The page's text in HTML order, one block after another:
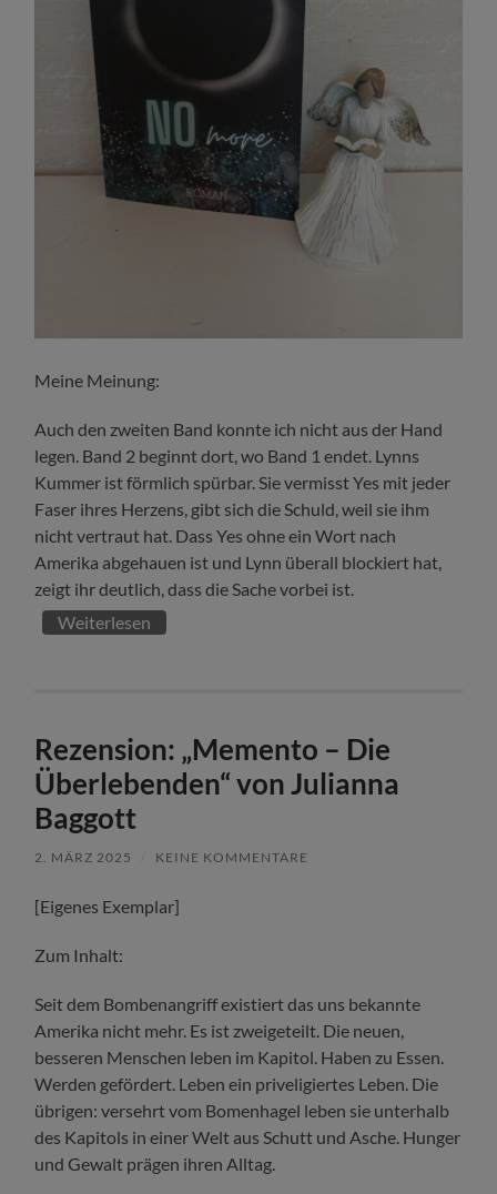
Meine Meinung:
Auch den zweiten Band konnte ich nicht aus der Hand
legen. Band 2 beginnt dort, wo Band 1 endet. Lynns
Kummer ist förmlich spürbar. Sie vermisst Yes mit jeder
Faser ihres Herzens, gibt sich die Schuld, weil sie ihm
nicht vertraut hat. Dass Yes ohne ein Wort nach
Amerika abgehauen ist und Lynn überall blockiert hat,
zeigt ihr deutlich, dass die Sache vorbei ist.
Weiterlesen
Rezension: „Memento – Die
Überlebenden“ von Julianna
Baggott
2. MÄRZ 2025 KEINE KOMMENTARE
[Eigenes Exemplar]
Zum Inhalt:
Seit dem Bombenangriff existiert das uns bekannte
Amerika nicht mehr. Es ist zweigeteilt. Die neuen,
besseren Menschen leben im Kapitol. Haben zu Essen.
Werden gefördert. Leben ein priveligiertes Leben. Die
übrigen: versehrt vom Bomenhagel leben sie unterhalb
des Kapitols in einer Welt aus Schutt und Asche. Hunger
und Gewalt prägen ihren Alltag.